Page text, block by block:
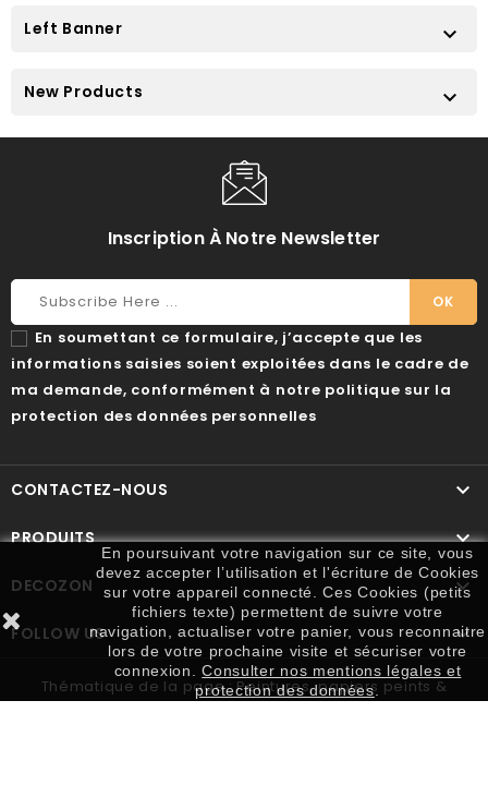
Left Banner 
New Products 
Inscription À Notre Newsletter
En soumettant ce formulaire, j’accepte que les
informations saisies soient exploitées dans le cadre de
ma demande, conformément à notre politique sur la
protection des données personnelles
CONTACTEZ-NOUS 
PRODUITS 
DECOZON 
FOLLOW US 
En poursuivant votre navigation sur ce site, vous
devez accepter l’utilisation et l'écriture de Cookies
sur votre appareil connecté. Ces Cookies (petits
fichiers texte) permettent de suivre votre
navigation, actualiser votre panier, vous reconnaitre
lors de votre prochaine visite et sécuriser votre
connexion.Consulter nos mentions légales et
protection des données.
Thématique de la page : Peintures, papiers peints &